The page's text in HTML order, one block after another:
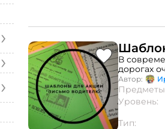
›
›
›
В
дорогах
"Письмо
письма;
Автор:
Уровень:
Тип: